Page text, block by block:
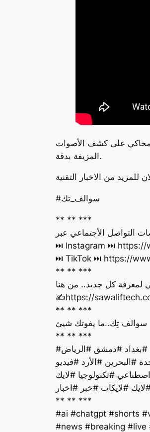
على كشف الأصوات
المزيفة بدقة.
للمزيد من الاخبار التقنية
#سوالف_تك
** ** ***
التواصل الأجتماعي عبر
‏⏭ Instagram ⏭ https://
‏⏭ TikTok ⏭ https://
** ** ***
لمعرفة كل جديد.. من هنا
‏✍️https://
** ** ***
سوالف تِك..ما يفوتك شيئ
** ** ***
#السعودية #عاجل #ذكاء #الإمارات #تونس #المغرب #الجزائر #العراق #اليمن #سوريا #قطر #الكويت #عمان #ليبيا #فلسطين #غزة #بغداد #دمشق #الرياض
#البحرين #الأرد #فيديو
** ** ***
#ai #chatgpt #shorts
‏#news #breaking #live